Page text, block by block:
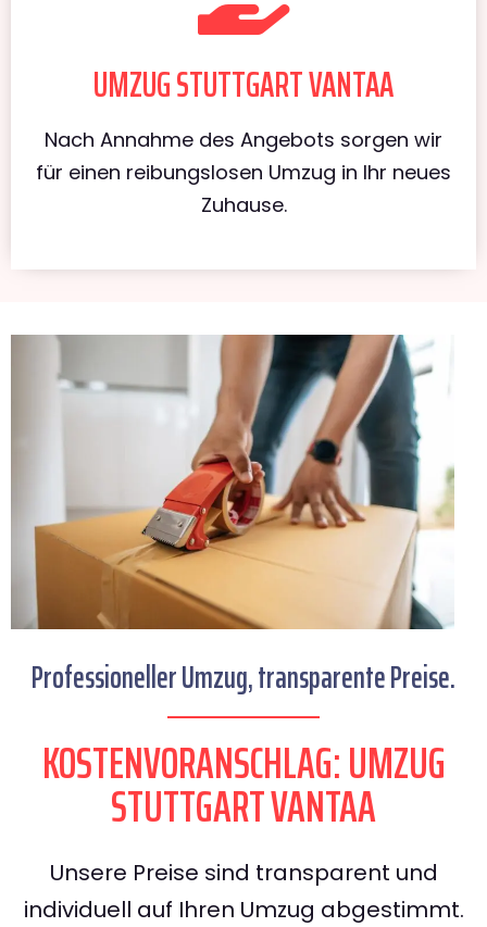
UMZUG STUTTGART VANTAA
Nach Annahme des Angebots sorgen wir
für einen reibungslosen Umzug in Ihr neues
Zuhause.
Professioneller Umzug, transparente Preise.
KOSTENVORANSCHLAG: UMZUG
STUTTGART VANTAA
Unsere Preise sind transparent und
individuell auf Ihren Umzug abgestimmt.